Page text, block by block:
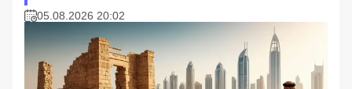
05.08.2026 20:02